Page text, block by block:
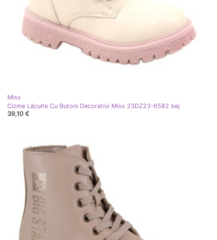
Miss
Cizme Lăcuite Cu Butoni Decorativi Miss 23DZ23-6582 bej
39,10 €